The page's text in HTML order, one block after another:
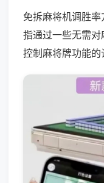
免拆麻将机调胜
指通过一些无需
控制麻将牌功能的